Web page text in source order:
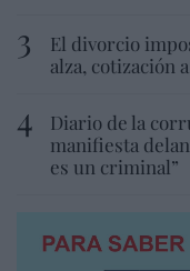
El divorcio
alza, cotización
Diario de la
manifiesta
es un criminal”